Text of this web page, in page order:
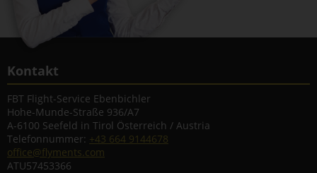
Kontakt
FBT Flight-Service Ebenbichler
Hohe-Munde-Straße 936/A7
A-6100 Seefeld in Tirol Österreich / Austria
Telefonnummer: +43 664 9144678
office@flyments.com
ATU57453366